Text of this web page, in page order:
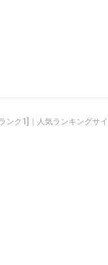
ンク1]｜人気ランキングサ